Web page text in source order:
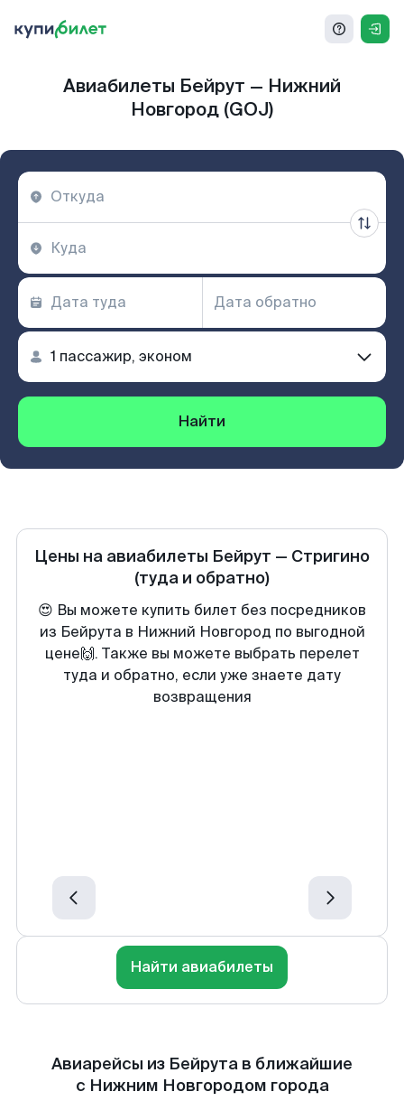
Авиабилеты Бейрут — Нижний
Новгород (GOJ)
Найти
Цены на авиабилеты Бейрут — Стригино
(туда и обратно)
😍 Вы можете купить билет без посредников
из Бейрута в Нижний Новгород по выгодной
цене🙌. Также вы можете выбрать перелет
туда и обратно, если уже знаете дату
возвращения
Найти авиабилеты
Авиарейсы из Бейрута в ближайшие
с Нижним Новгородом города